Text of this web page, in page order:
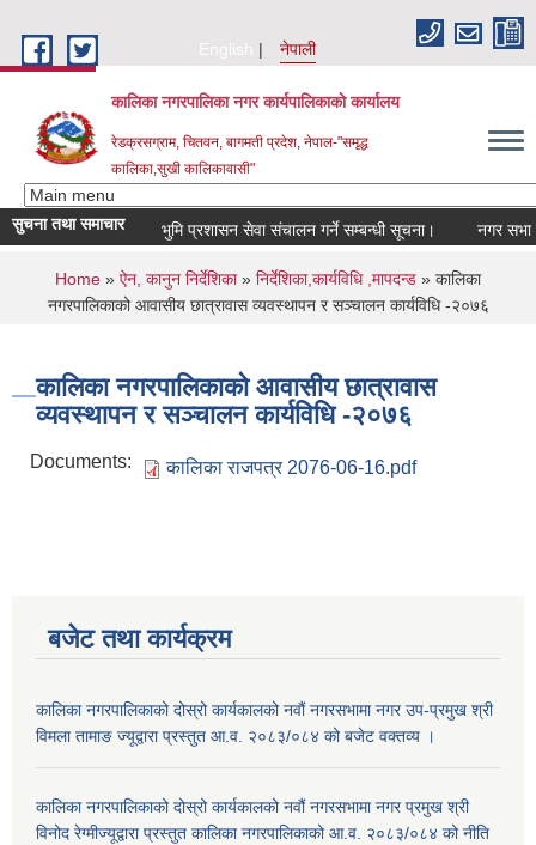
English
नेपाली
कालिका नगरपालिका नगर कार्यपालिकाकाे कार्यालय
रेडक्रसग्राम, चितवन, बागमती प्रदेश, नेपाल-"समृद्ध
कालिका,सुखी कालिकावासी"
सुचना तथा समाचार भुमि प्रशासन सेवा संचालन गर्ने सम्बन्धी सूचना। नगर सभा
You are here
Home » ऐन, कानुन निर्देशिका» निर्देशिका,कार्यविधि ,मापदन्ड » कालिका
नगरपालिकाको आवासीय छात्रावास व्यवस्थापन र सञ्चालन कार्यविधि ‍-२०७६
कालिका नगरपालिकाको आवासीय छात्रावास
व्यवस्थापन र सञ्चालन कार्यविधि ‍-२०७६
Documents: कालिका राजपत्र 2076-06-16.pdf
बजेट तथा कार्यक्रम
कालिका नगरपालिकाको दोस्रो कार्यकालको नवौं नगरसभामा नगर उप-प्रमुख श्री
विमला तामाङ ज्यूद्वारा प्रस्तुत आ.व. २०८३/०८४ को बजेट वक्तव्य ।
कालिका नगरपालिकाको दोस्रो कार्यकालको नवौं नगरसभामा नगर प्रमुख श्री
विनोद रेग्मीज्यूद्वारा प्रस्तुत कालिका नगरपालिकाको आ.व. २०८३/०८४ को नीति